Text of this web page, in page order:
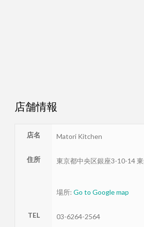
店舗情報
店名 Matori Kitchen
住所 東京都中央区銀座3-10-14
場所: Go to Google map
TEL 03-6264-2564